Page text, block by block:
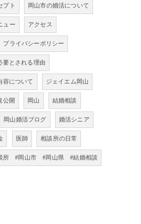
プト 岡山市の婚活について
ュー アクセス
プライバシーポリシー
要とされる理由
容について ジェイエム岡山
公開 岡山 結婚相談
岡山婚活ブログ 婚活シニア
医師 相談所の日常
所 #岡山市 #岡山県 #結婚相談